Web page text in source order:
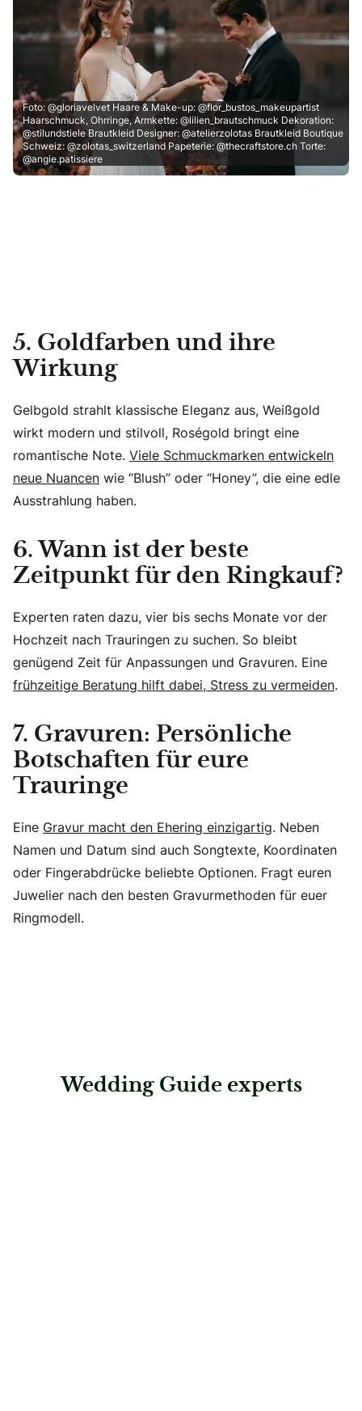
Foto: @gloriavelvet Haare & Make-up: @flor_bustos_makeupartist
Haarschmuck, Ohrringe, Armkette: @lilien_brautschmuck Dekoration:
@stilundstiele Brautkleid Designer: @atelierzolotas Brautkleid Boutique
Schweiz: @zolotas_switzerland Papeterie: @thecraftstore.ch Torte:
@angie.patissiere
5. Goldfarben und ihre
Wirkung
Gelbgold strahlt klassische Eleganz aus, Weißgold
wirkt modern und stilvoll, Roségold bringt eine
romantische Note. Viele Schmuckmarken entwickeln
neue Nuancen wie “Blush” oder “Honey”, die eine edle
Ausstrahlung haben.
6. Wann ist der beste
Zeitpunkt für den Ringkauf?
Experten raten dazu, vier bis sechs Monate vor der
Hochzeit nach Trauringen zu suchen. So bleibt
genügend Zeit für Anpassungen und Gravuren. Eine
frühzeitige Beratung hilft dabei, Stress zu vermeiden.
7. Gravuren: Persönliche
Botschaften für eure
Trauringe
Eine Gravur macht den Ehering einzigartig. Neben
Namen und Datum sind auch Songtexte, Koordinaten
oder Fingerabdrücke beliebte Optionen. Fragt euren
Juwelier nach den besten Gravurmethoden für euer
Ringmodell.
Wedding Guide experts